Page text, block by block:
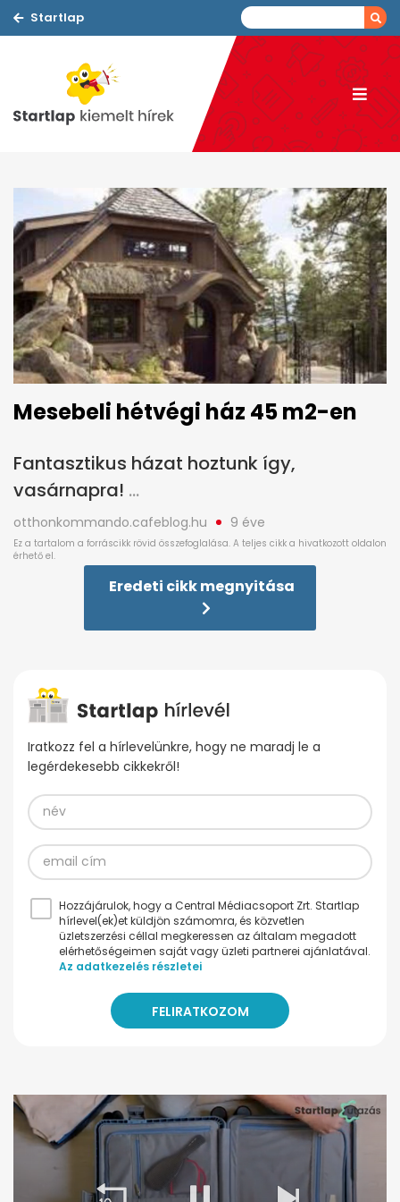
Startlap
Mesebeli hétvégi ház 45 m2-en
Fantasztikus házat hoztunk így,
vasárnapra!
otthonkommando.cafeblog.hu 9 éve
Eredeti cikk megnyitása
Iratkozz fel a hírlevelünkre, hogy ne maradj le a
legérdekesebb cikkekről!
Hozzájárulok, hogy a Central Médiacsoport Zrt. Startlap
hírlevel(ek)et küldjön számomra, és közvetlen
üzletszerzési céllal megkeressen az általam megadott
elérhetőségeimen saját vagy üzleti partnerei ajánlatával.
Az adatkezelés részletei